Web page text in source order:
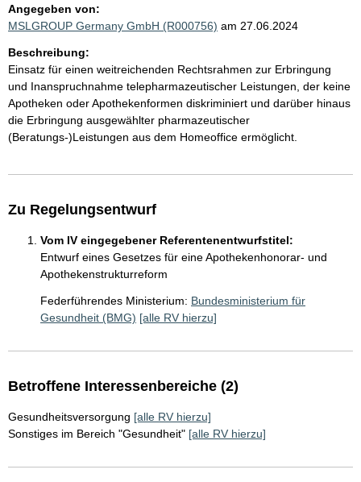
Angegeben von:
MSLGROUP Germany GmbH (R000756) am 27.06.2024
Beschreibung:
Einsatz für einen weitreichenden Rechtsrahmen zur Erbringung
und Inanspruchnahme telepharmazeutischer Leistungen, der keine
Apotheken oder Apothekenformen diskriminiert und darüber hinaus
die Erbringung ausgewählter pharmazeutischer
(Beratungs-)Leistungen aus dem Homeoffice ermöglicht.
Zu Regelungsentwurf
Vom IV eingegebener Referentenentwurfstitel:
Entwurf eines Gesetzes für eine Apothekenhonorar- und
Apothekenstrukturreform
Federführendes Ministerium: Bundesministerium für
Gesundheit (BMG) [alle RV hierzu]
Betroffene Interessenbereiche (2)
Gesundheitsversorgung [alle RV hierzu]
Sonstiges im Bereich "Gesundheit" [alle RV hierzu]